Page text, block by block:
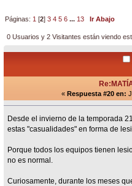
Páginas: 1 [2]3 4 5 6 ... 13 Ir Abajo
0 Usuarios y 2 Visitantes están viendo
« Respuesta #20 en:
Desde el invierno de la temporada
estas "casualidades" en forma de
Porque todos los equipos tienen
no es normal.
Curiosamente, durante los meses